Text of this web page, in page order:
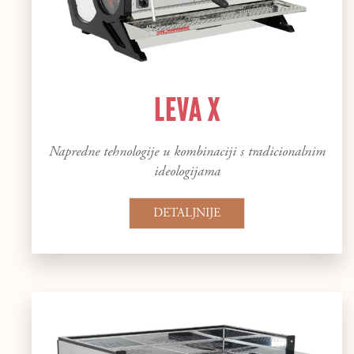
LEVA X
Napredne tehnologije u kombinaciji s tradicionalnim
ideologijama
DETALJNIJE